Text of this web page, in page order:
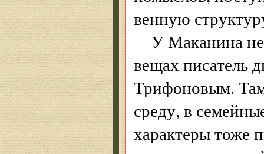
венную
У Маканина
вещах писатель
Трифоновым.
среду, в
характеры тоже